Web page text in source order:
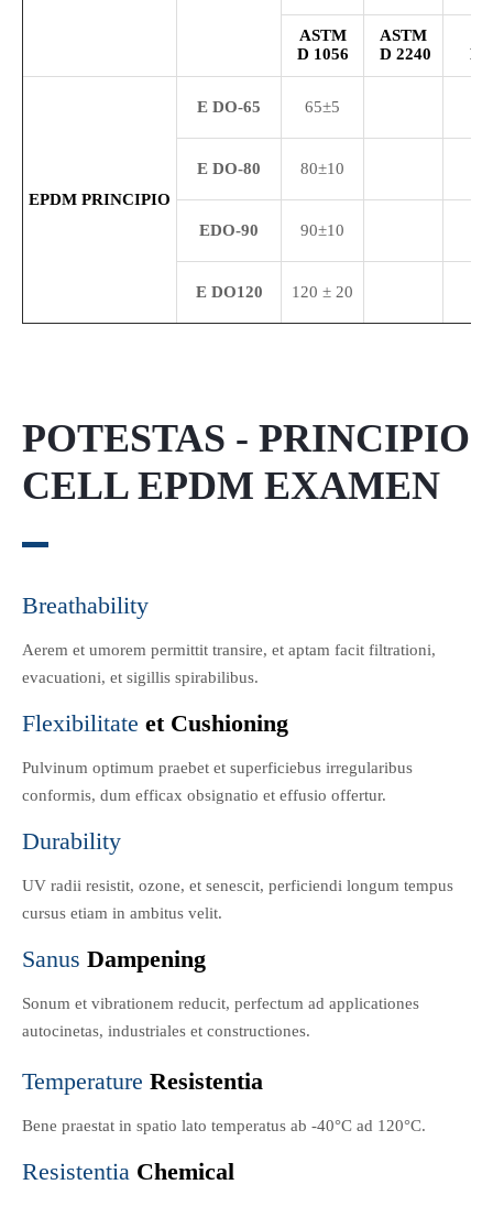
ASTM
D 1056
ASTM
D 2240
D
EPDM PRINCIPIO
E DO-65 65±5
E DO-80 80±10
EDO-90 90±10
E DO120 120 ± 20
POTESTAS - PRINCIPIO
CELL EPDM EXAMEN
Breathability
Aerem et umorem permittit transire, et aptam facit filtrationi,
evacuationi, et sigillis spirabilibus.
Flexibilitate et Cushioning
Pulvinum optimum praebet et superficiebus irregularibus
conformis, dum efficax obsignatio et effusio offertur.
Durability
UV radii resistit, ozone, et senescit, perficiendi longum tempus
cursus etiam in ambitus velit.
Sanus Dampening
Sonum et vibrationem reducit, perfectum ad applicationes
autocinetas, industriales et constructiones.
Temperature Resistentia
Bene praestat in spatio lato temperatus ab -40°C ad 120°C.
Resistentia Chemical